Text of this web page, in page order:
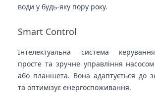
води у будь-яку пору року.
Smart Control
Інтелектуальна система
просте та зручне управління
або планшета. Вона адаптується до
та оптимізує енергоспоживання.